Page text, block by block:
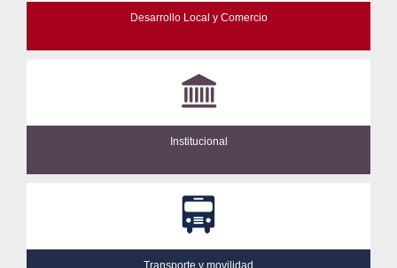
Desarrollo Local y Comercio
Institucional
Transporte y movilidad